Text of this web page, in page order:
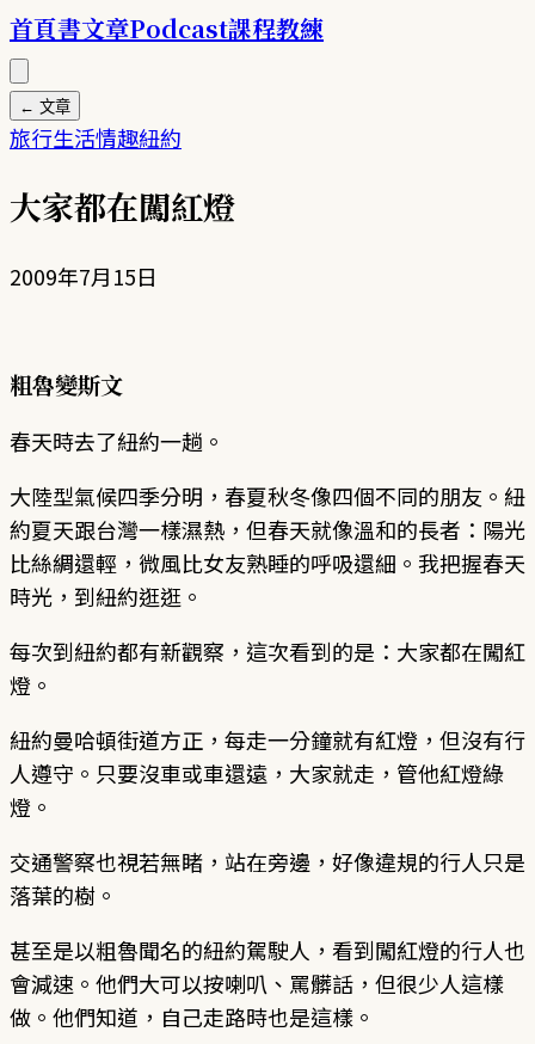
首頁書文章Podcast課程教練
← 文章
旅行生活情趣紐約
大家都在闖紅燈
2009年7月15日
粗魯變斯文
春天時去了紐約一趟。
大陸型氣候四季分明，春夏秋冬像四個不同的朋友。紐
約夏天跟台灣一樣濕熱，但春天就像溫和的長者：陽光
比絲綢還輕，微風比女友熟睡的呼吸還細。我把握春天
時光，到紐約逛逛。
每次到紐約都有新觀察，這次看到的是：大家都在闖紅
燈。
紐約曼哈頓街道方正，每走一分鐘就有紅燈，但沒有行
人遵守。只要沒車或車還遠，大家就走，管他紅燈綠
燈。
交通警察也視若無睹，站在旁邊，好像違規的行人只是
落葉的樹。
甚至是以粗魯聞名的紐約駕駛人，看到闖紅燈的行人也
會減速。他們大可以按喇叭、罵髒話，但很少人這樣
做。他們知道，自己走路時也是這樣。